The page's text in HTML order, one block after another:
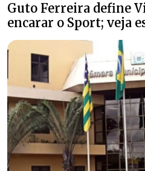
Guto Ferreira define
encarar o Sport; veja